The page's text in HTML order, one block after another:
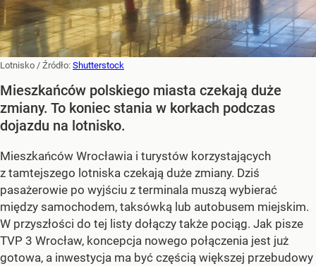
Lotnisko / Źródło: Shutterstock
Mieszkańców polskiego miasta czekają duże
zmiany. To koniec stania w korkach podczas
dojazdu na lotnisko.
Mieszkańców Wrocławia i turystów korzystających
z tamtejszego lotniska czekają duże zmiany. Dziś
pasażerowie po wyjściu z terminala muszą wybierać
między samochodem, taksówką lub autobusem miejskim.
W przyszłości do tej listy dołączy także pociąg. Jak pisze
TVP 3 Wrocław, koncepcja nowego połączenia jest już
gotowa, a inwestycja ma być częścią większej przebudowy